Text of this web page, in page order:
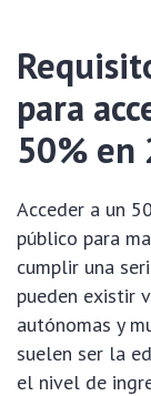
para
50% en
Acceder a un
público para
cumplir una
pueden existir
autónomas y
suelen ser la
el nivel de